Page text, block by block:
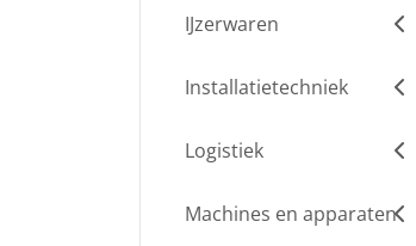
IJzerwaren
Installatietechniek
Logistiek
Machines en apparaten